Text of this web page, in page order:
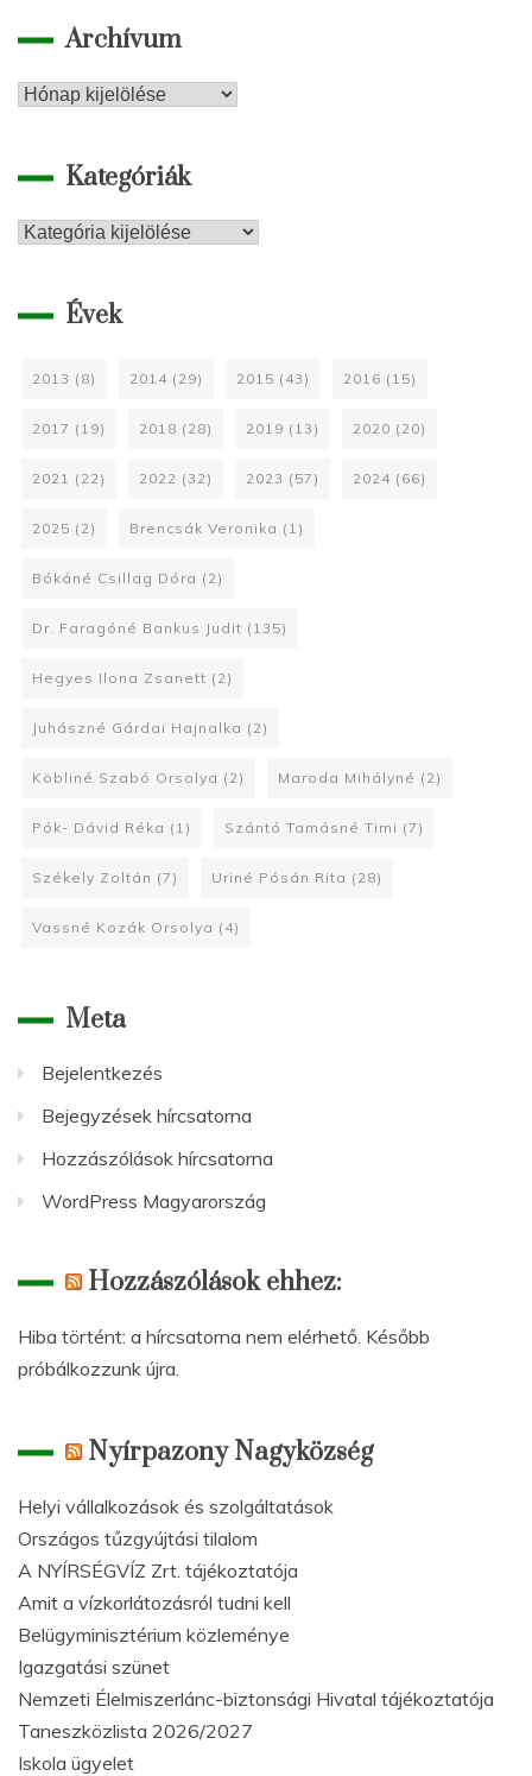
Archívum
Archívum
Kategóriák
Kategóriák
Évek
2013 (8) 2014 (29) 2015 (43) 2016 (15)
2017 (19) 2018 (28) 2019 (13) 2020 (20)
2021 (22) 2022 (32) 2023 (57) 2024 (66)
2025 (2) Brencsák Veronika (1)
Bókáné Csillag Dóra (2)
Dr. Faragóné Bankus Judit (135)
Hegyes Ilona Zsanett (2)
Juhászné Gárdai Hajnalka (2)
Köbliné Szabó Orsolya (2) Maroda Mihályné (2)
Pók- Dávid Réka (1) Szántó Tamásné Timi (7)
Székely Zoltán (7) Uriné Pósán Rita (28)
Vassné Kozák Orsolya (4)
Meta
Bejelentkezés
Bejegyzések hírcsatorna
Hozzászólások hírcsatorna
WordPress Magyarország
Hozzászólások ehhez:
Hiba történt: a hírcsatorna nem elérhető. Később
próbálkozzunk újra.
Nyírpazony Nagyközség
Helyi vállalkozások és szolgáltatások
Országos tűzgyújtási tilalom
A NYÍRSÉGVÍZ Zrt. tájékoztatója
Amit a vízkorlátozásról tudni kell
Belügyminisztérium közleménye
Igazgatási szünet
Nemzeti Élelmiszerlánc-biztonsági Hivatal tájékoztatója
Taneszközlista 2026/2027
Iskola ügyelet